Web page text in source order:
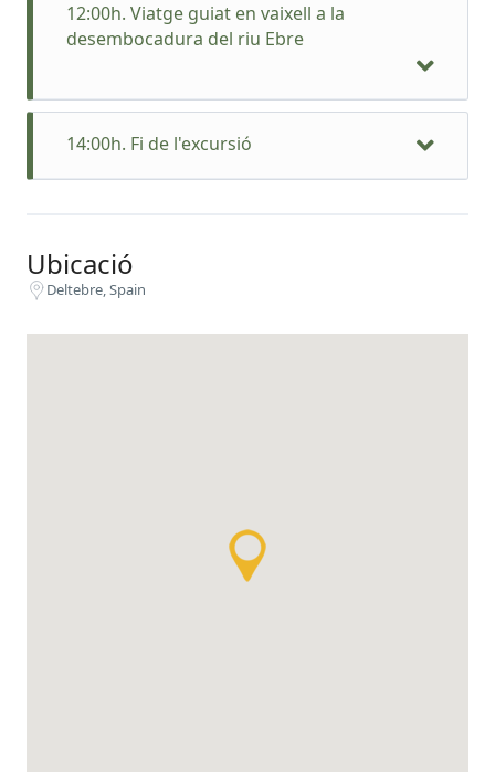
12:00h. Viatge guiat en vaixell a la
desembocadura del riu Ebre
14:00h. Fi de l'excursió
Ubicació
Deltebre, Spain